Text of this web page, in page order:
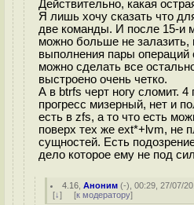
Действительно, какая
Я лишь хочу сказать что
две команды. И после 15-и
можно больше не залазить,
выполнения пары операций
можно сделать все
выстроено очень четко.
А в btrfs черт ногу сломит. 4
прогресс мизерный, нет и
есть в zfs, а то что есть
поверх тех же ext*+lvm, не
сущностей. Есть
дело которое ему не под
4.16 ,Аноним (-), 00:29, 27/07/
[↓] [к модератору]